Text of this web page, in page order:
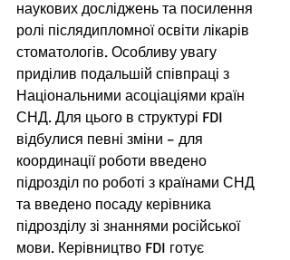
наукових досліджень та посилення
ролі післядипломної освіти лікарів
стоматологів. Особливу увагу
приділив подальшій співпраці з
Національними асоціаціями країн
СНД. Для цього в структурі FDI
відбулися певні зміни – для
координації роботи введено
підрозділ по роботі з країнами СНД
та введено посаду керівника
підрозділу зі знаннями російської
мови. Керівництво FDI готує